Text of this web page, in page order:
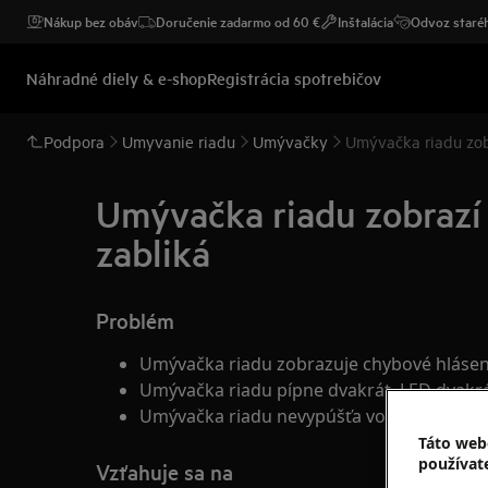
Nákup bez obáv Doručenie zadarmo od 60 € Inštalácia Odvoz
Náhradné diely & e-shopRegistrácia spotrebičov
Podpora Umyvanie riadu Umývačky Umývačka riadu
Umývačka riadu
zabliká
Problém
Umývačka riadu zobrazuje chybové
Umývačka riadu pípne dvakrát, LED
Umývačka riadu nevypúšťa vodu
Vzťahuje sa na
Táto